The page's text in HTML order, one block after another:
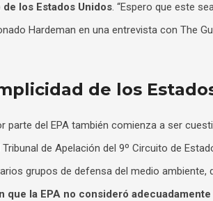
los Estados Unidos. “Espero que este
Hardeman en una entrevista con The
de los
parte del EPA también comienza a ser
de Apelación del 9º Circuito de
grupos de defensa del medio ambiente,
que la EPA no consideró